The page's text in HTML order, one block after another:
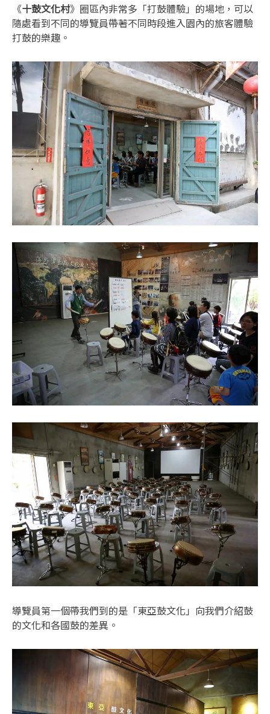
《十鼓文化村》圈區內非常多「打鼓體驗」的場地，可以
隨處看到不同的導覽員帶著不同時段進入園內的旅客體驗
打鼓的樂趣。
導覽員第一個帶我們到的是「東亞鼓文化」向我們介紹鼓
的文化和各國鼓的差異。